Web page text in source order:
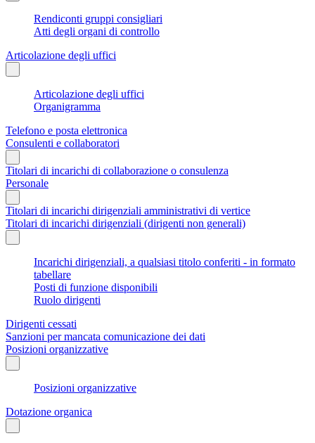
Rendiconti gruppi consigliari
Atti degli organi di controllo
Articolazione degli uffici
Articolazione degli uffici
Organigramma
Telefono e posta elettronica
Consulenti e collaboratori
Titolari di incarichi di collaborazione o consulenza
Personale
Titolari di incarichi dirigenziali amministrativi di vertice
Titolari di incarichi dirigenziali (dirigenti non generali)
Incarichi dirigenziali, a qualsiasi titolo conferiti - in formato
tabellare
Posti di funzione disponibili
Ruolo dirigenti
Dirigenti cessati
Sanzioni per mancata comunicazione dei dati
Posizioni organizzative
Posizioni organizzative
Dotazione organica